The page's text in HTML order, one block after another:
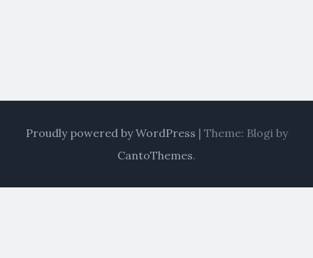
Proudly powered by WordPress | Theme: Blogi by
CantoThemes.